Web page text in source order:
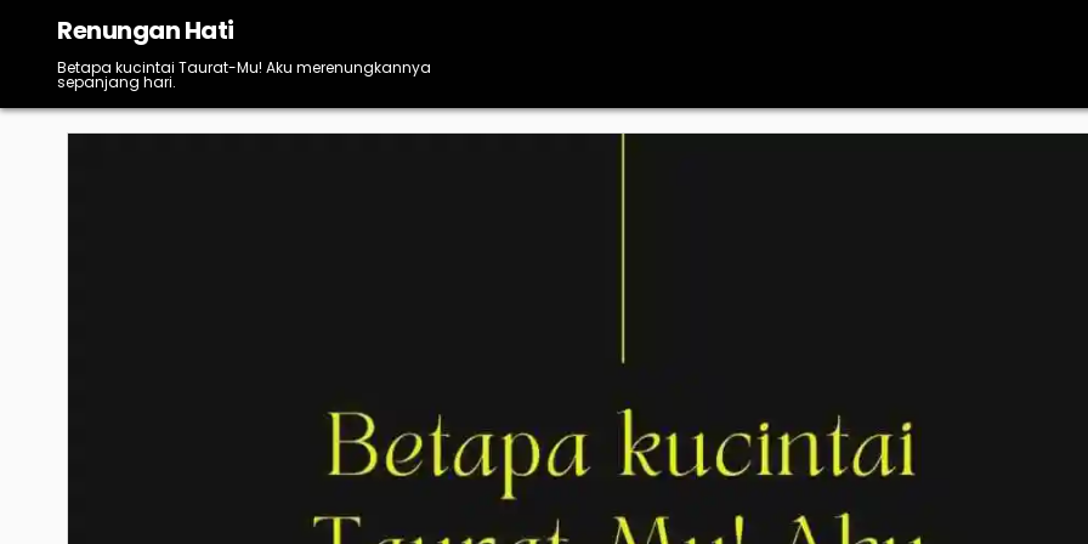
content
Renungan Hati
Betapa kucintai Taurat-Mu! Aku merenungkannya
sepanjang hari.